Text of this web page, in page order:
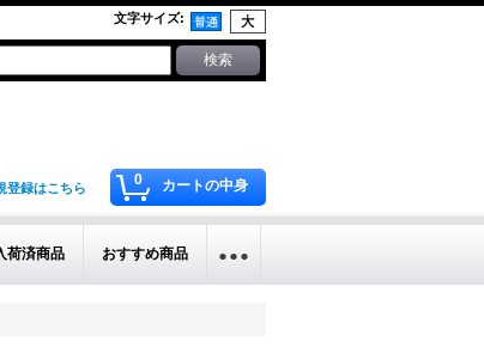
文字サイズ:
0 カートの中身
登録はこちら
荷済商品 おすすめ商品